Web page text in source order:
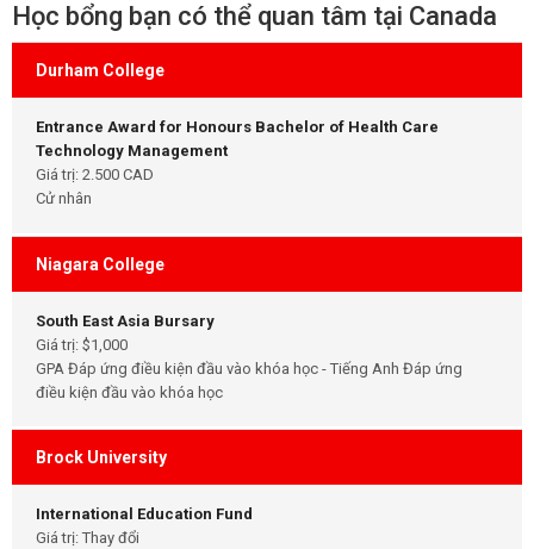
Học bổng bạn có thể quan tâm tại Canada
Durham College
Entrance Award for Honours Bachelor of Health Care
Technology Management
Giá trị: 2.500 CAD
Cử nhân
Niagara College
South East Asia Bursary
Giá trị: $1,000
GPA Đáp ứng điều kiện đầu vào khóa học - Tiếng Anh Đáp ứng
điều kiện đầu vào khóa học
Brock University
International Education Fund
Giá trị: Thay đổi